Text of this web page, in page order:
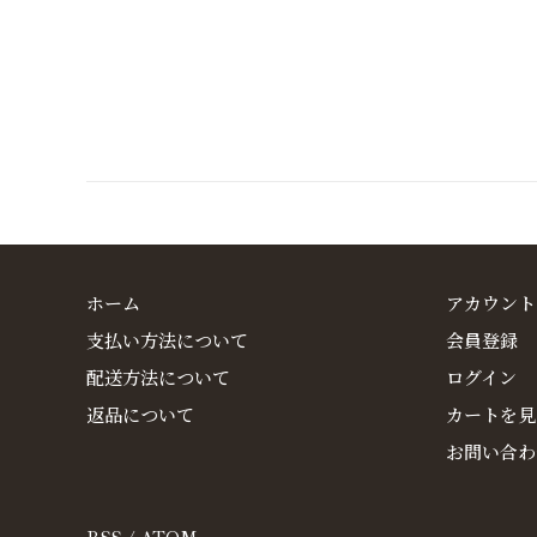
ホーム
支払い方法について
配送方法について
返品について
アカウント
会員登録
ログイン
カートを
お問い合